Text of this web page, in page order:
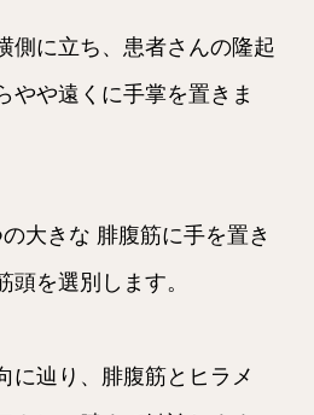
側に立ち、患者さんの隆起
やや遠くに手掌を置きま
大きな 腓腹筋に手を置き
を選別します。
に辿り、腓腹筋とヒラメ